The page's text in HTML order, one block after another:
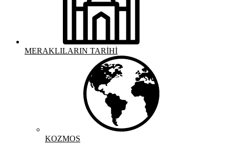
MERAKLILARIN TARİHİ
KOZMOS